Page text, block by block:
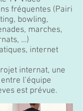
fréquentes (Pairi
bowling,
marches,
…)
internet
internat, une
l’équipe
est prévue.